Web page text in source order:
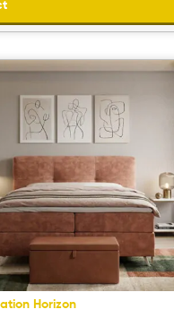
Horizon